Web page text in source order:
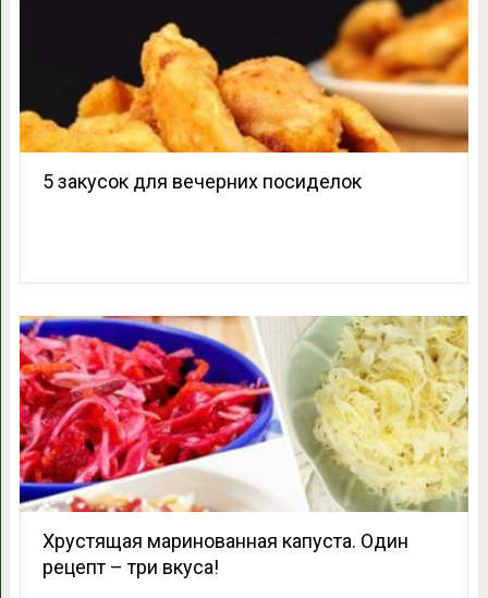
5 закусок для вечерних посиделок
Хрустящая маринованная капуста. Один
рецепт – три вкуса!